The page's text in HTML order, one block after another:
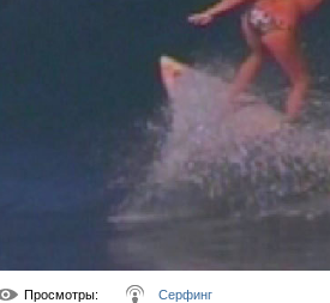
Просмотры: Серфинг